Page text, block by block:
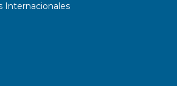
Internacionales